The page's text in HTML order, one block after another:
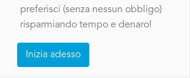
preferisci (senza nessun obbligo)
risparmiando tempo e denaro!
Inizia adesso